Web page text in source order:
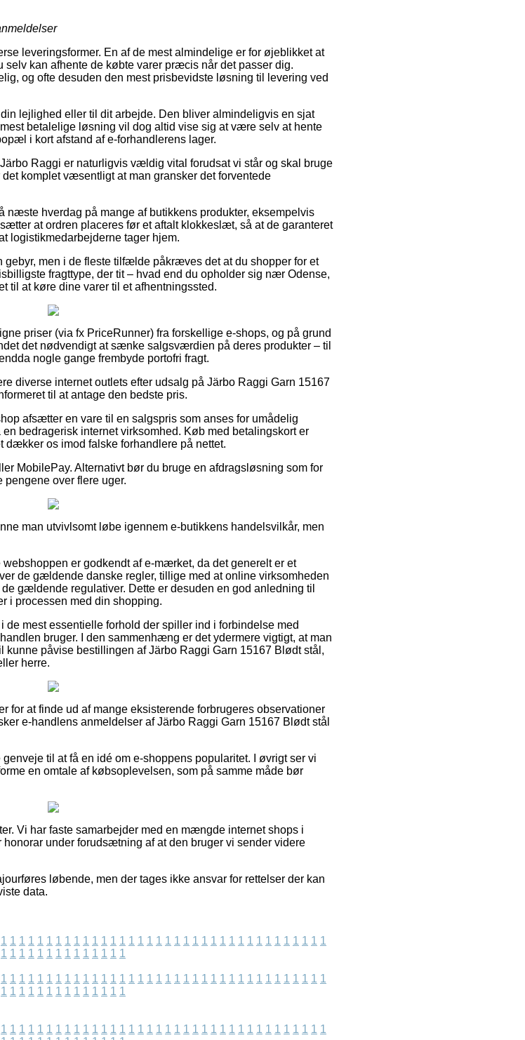
leveringsformer. En af de mest almindelige er for øjeblikket at
selv kan afhente de købte varer præcis når det passer dig.
og ofte desuden den mest prisbevidste løsning til levering ved
lejlighed eller til dit arbejde. Den bliver almindeligvis en sjat
betalelige løsning vil dog altid vise sig at være selv at hente
i kort afstand af e-forhandlerens lager.
Raggi er naturligvis vældig vital forudsat vi står og skal bruge
komplet væsentligt at man gransker det forventede
næste hverdag på mange af butikkens produkter, eksempelvis
at ordren placeres før et aftalt klokkeslæt, så at de garanteret
logistikmedarbejderne tager hjem.
gebyr, men i de fleste tilfælde påkræves det at du shopper for et
fragttype, der tit – hvad end du opholder sig nær Odense,
til at køre dine varer til et afhentningssted.
priser (via fx PriceRunner) fra forskellige e-shops, og på grund
det nødvendigt at sænke salgsværdien på deres produkter – til
nogle gange frembyde portofri fragt.
diverse internet outlets efter udsalg på Järbo Raggi Garn 15167
til at antage den bedste pris.
afsætter en vare til en salgspris som anses for umådelig
bedragerisk internet virksomhed. Køb med betalingskort er
os imod falske forhandlere på nettet.
MobilePay. Alternativt bør du bruge en afdragsløsning som for
over flere uger.
man utvivlsomt løbe igennem e-butikkens handelsvilkår, men
er godkendt af e-mærket, da det generelt er et
de gældende danske regler, tillige med at online virksomheden
gældende regulativer. Dette er desuden en god anledning til
i processen med din shopping.
de mest essentielle forhold der spiller ind i forbindelse med
bruger. I den sammenhæng er det ydermere vigtigt, at man
kunne påvise bestillingen af Järbo Raggi Garn 15167 Blødt stål,
herre.
for at finde ud af mange eksisterende forbrugeres observationer
e-handlens anmeldelser af Järbo Raggi Garn 15167 Blødt stål
til at få en idé om e-shoppens popularitet. I øvrigt ser vi
en omtale af købsoplevelsen, som på samme måde bør
Vi har faste samarbejder med en mængde internet shops i
under forudsætning af at den bruger vi sender videre
løbende, men der tages ikke ansvar for rettelser der kan
data.
1 1 1 1 1 1 1 1 1 1 1 1 1 1 1 1 1 1 1 1 1 1 1 1 1 1 1 1 1 1 1 1 1 1 1 1
1 1 1 1 1 1 1 1 1 1 1 1 1 1
1 1 1 1 1 1 1 1 1 1 1 1 1 1 1 1 1 1 1 1 1 1 1 1 1 1 1 1 1 1 1 1 1 1 1 1
1 1 1 1 1 1 1 1 1 1 1 1 1 1
1 1 1 1 1 1 1 1 1 1 1 1 1 1 1 1 1 1 1 1 1 1 1 1 1 1 1 1 1 1 1 1 1 1 1 1